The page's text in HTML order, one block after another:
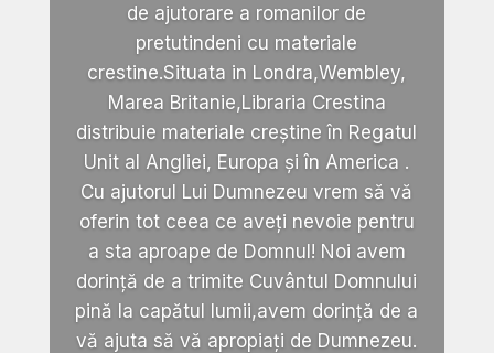
de ajutorare a romanilor de
pretutindeni cu materiale
crestine.Situata in Londra,Wembley,
Marea Britanie,Libraria Crestina
distribuie materiale creștine în Regatul
Unit al Angliei, Europa și în America .
Cu ajutorul Lui Dumnezeu vrem să vă
oferin tot ceea ce aveți nevoie pentru
a sta aproape de Domnul! Noi avem
dorință de a trimite Cuvântul Domnului
pină la capătul lumii,avem dorință de a
vă ajuta să vă apropiați de Dumnezeu.